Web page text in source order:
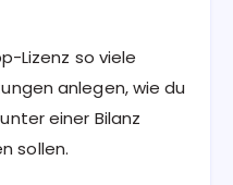
Lizenz so viele
anlegen, wie du
einer Bilanz
sollen.